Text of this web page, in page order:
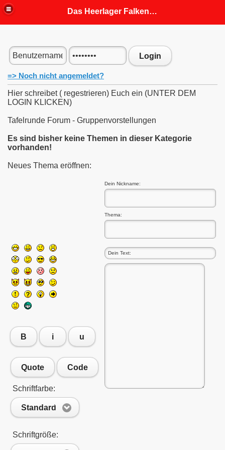
Das Heerlager Falkenhorst
Login
=> Noch nicht angemeldet?
Hier schreibet ( regestrieren) Euch ein (UNTER DEM
LOGIN KLICKEN)
Tafelrunde Forum - Gruppenvorstellungen
Es sind bisher keine Themen in dieser Kategorie
vorhanden!
Neues Thema eröffnen:
Dein Nickname:
Thema:
B i u
Quote Code
Schriftfarbe:
Standard
Schriftgröße:
Mitgliedern angepasst)